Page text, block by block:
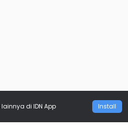
lainnya di IDN App Install